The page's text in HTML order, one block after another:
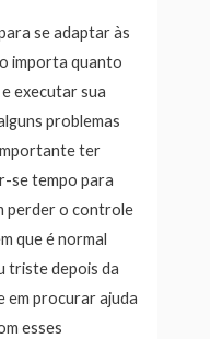
se adaptar às
importa quanto
executar sua
problemas
ter
se tempo para
perder o controle
que é normal
triste depois da
em procurar ajuda
esses